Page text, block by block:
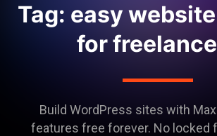
Tag: easy
for
Build WordPress sites with
features free forever. No locked